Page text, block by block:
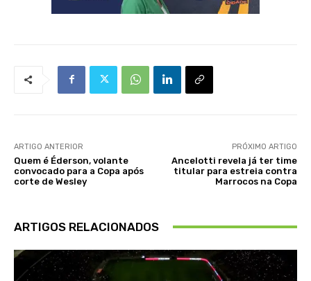
ARTIGO ANTERIOR
Quem é Éderson, volante
convocado para a Copa após
corte de Wesley
PRÓXIMO ARTIGO
Ancelotti revela já ter time
titular para estreia contra
Marrocos na Copa
ARTIGOS RELACIONADOS